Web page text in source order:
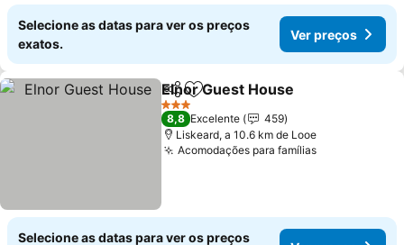
Selecione as datas para ver os preços
exatos.
Ver preços
PartilharAdicionar aos favoritos
Elnor Guest House
3 Estrelas
8,8 Excelente
459
Liskeard, a 10.6 km de Looe
Acomodações para famílias
Selecione as datas para ver os preços